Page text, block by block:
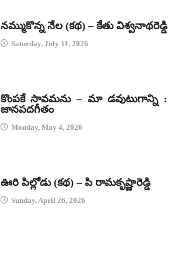
నమ్ముకొన్న నేల (కథ) – కేతు విశ్వనాథరెడ్డి
Saturday, July 11, 2026
కొంపకే సావమను – మా డవుటుగాన్ని :
జానపదగీతం
Monday, May 4, 2026
ఊరి పిల్లోడు (కథ) – పి రామకృష్ణారెడ్డి
Sunday, April 26, 2026